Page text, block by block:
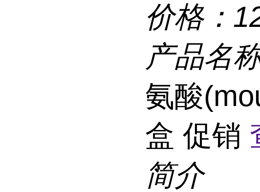
价格：
产品名
氨酸
盒 促销
简介